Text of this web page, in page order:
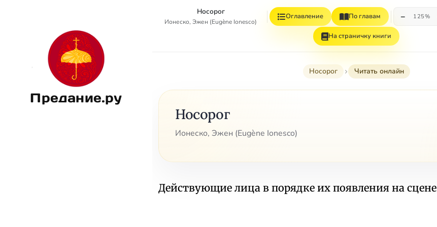
Предание.ру
Носорог
Ионеско, Эжен (Eugène Ionesco)
Оглавление По главам − 125%
На страничку книги
Носорог Читать онлайн
Носорог
Ионеско, Эжен (Eugène Ionesco)
Действующие лица в порядке их появления на сцене